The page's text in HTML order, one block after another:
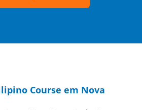
Course em Nova